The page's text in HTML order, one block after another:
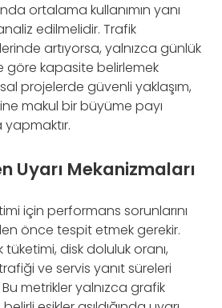
ortalama kullanımın yanı
edilmelidir. Trafik
artıyorsa, yalnızca günlük
kapasite belirlemek
projelerde güvenli yaklaşım,
makul bir büyüme payı
Uyarı Mekanizmaları
için performans sorunlarını
önce tespit etmek gerekir.
tüketimi, disk doluluk oranı,
ve servis yanıt süreleri
metrikler yalnızca grafik